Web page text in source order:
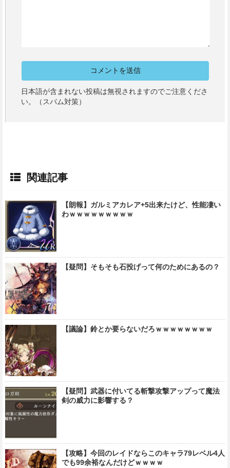
日本語が含まれない投稿は無視されますのでご注意くださ
い。（スパム対策）
関連記事
【朗報】ガルミアカレア+5出来たけど、性能凄い
わｗｗｗｗｗｗｗｗｗ
【疑問】そもそも石投げって何のためにあるの？
【議論】鈴とか要らないだろｗｗｗｗｗｗｗｗ
【疑問】武器に付いてる斬撃攻撃アップって魔法
剣の威力に影響する？
【攻略】今回のレイドならこのキャラ79レベル4人
でも99余裕なんだけどｗｗｗｗ